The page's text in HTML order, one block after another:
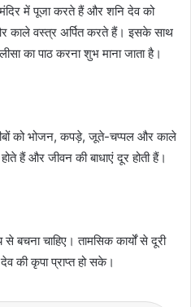
में पूजा करते हैं और शनि देव को
काले वस्त्र अर्पित करते हैं। इसके साथ
का पाठ करना शुभ माना जाता है।
को भोजन, कपड़े, जूते-चप्पल और काले
हैं और जीवन की बाधाएं दूर होती हैं।
बचना चाहिए। तामसिक कार्यों से दूरी
की कृपा प्राप्त हो सके।